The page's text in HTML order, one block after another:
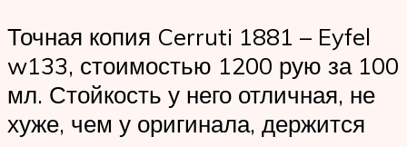
Точная копия Cerruti 1881 – Eyfel
w133, стоимостью 1200 рую за 100
мл. Стойкость у него отличная, не
хуже, чем у оригинала, держится